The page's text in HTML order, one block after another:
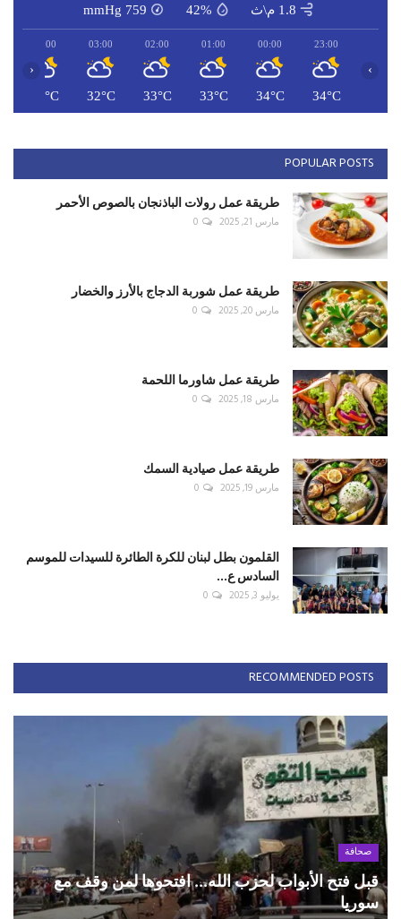
1.8 م\ث 42%
759
mmHg
23:00
34°C
00:00
34°C
01:00
33°C
02:00
33°C
03:00
32°C
04:00
32°C
‹ ›
POPULAR POSTS
طريقة عمل رولات الباذنجان بالصوص الأحمر
مارس 21, 2025 0
طريقة عمل شوربة الدجاج بالأرز والخضار
مارس 20, 2025 0
طريقة عمل شاورما اللحمة
مارس 18, 2025 0
طريقة عمل صيادية السمك
مارس 19, 2025 0
القلمون بطل لبنان للكرة الطائرة للسيدات للموسم
السادس ع...
يوليو 3, 2025 0
RECOMMENDED POSTS
صحافة
قبل فتح الأبواب لحزب الله... افتحوها لمن وقف مع
سوريا